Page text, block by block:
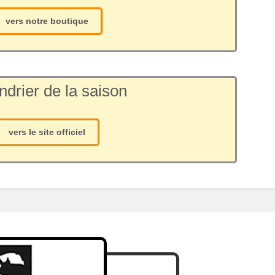
vers notre boutique
de la saison
vers le site officiel